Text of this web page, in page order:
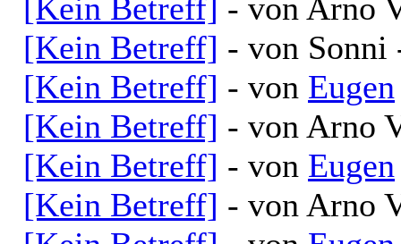
[Kein Betreff] - von Arno
[Kein Betreff] - von Sonni
[Kein Betreff] - von Eugen
[Kein Betreff] - von Arno
[Kein Betreff] - von Eugen
[Kein Betreff] - von Arno